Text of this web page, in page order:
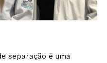
separação é uma